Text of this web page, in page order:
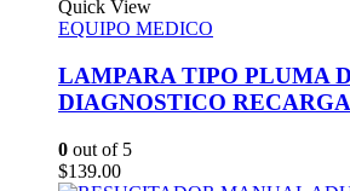
Quick View
EQUIPO MEDICO
LAMPARA TIPO PLUMA
DIAGNOSTICO
0 out of 5
$139.00